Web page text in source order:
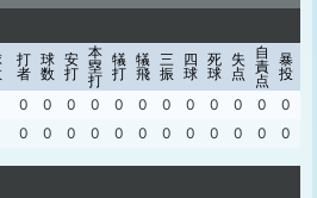
打
者
球
数
安
打
本
塁
打
犠
打
犠
飛
三
振
四
球
死
球
失
点
自
責
点
暴
投
0 0 0 0 0 0 0 0 0 0 0 0
0 0 0 0 0 0 0 0 0 0 0 0